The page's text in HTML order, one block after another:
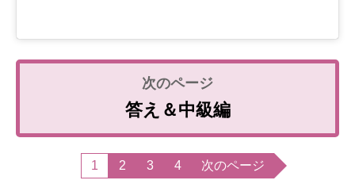
答え＆中級編
1 2 3 4 次のページ